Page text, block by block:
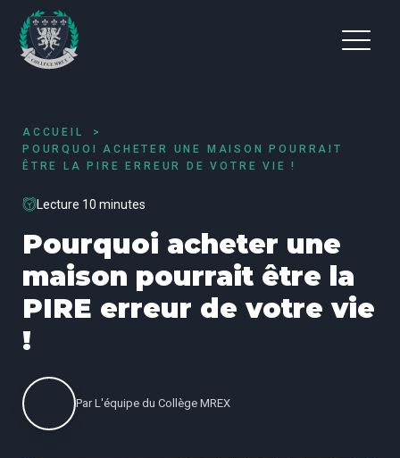
ACCUEIL
POURQUOI ACHETER UNE MAISON POURRAIT
ÊTRE LA PIRE ERREUR DE VOTRE VIE !
Lecture 10 minutes
Pourquoi acheter une
maison pourrait être la
PIRE erreur de votre vie
!
Par L'équipe du Collège MREX